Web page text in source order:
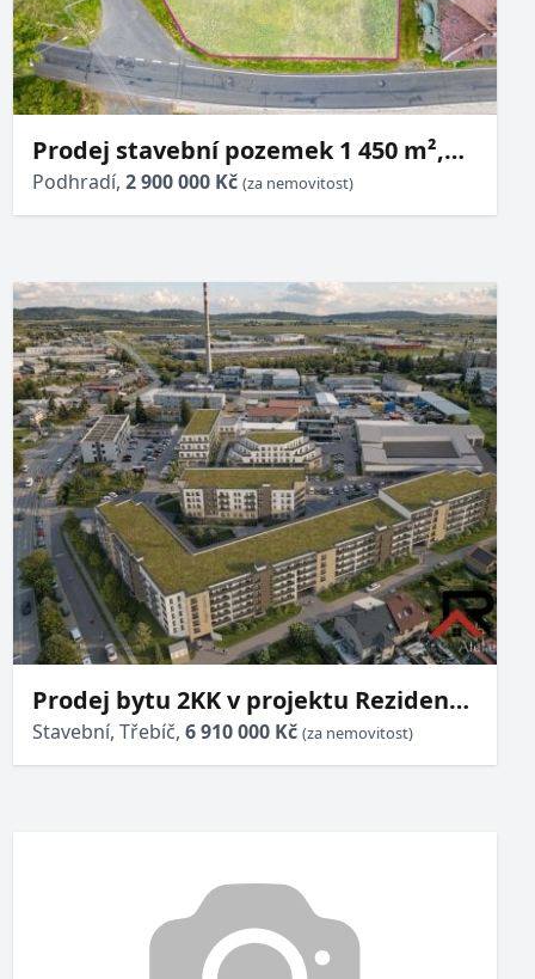
Prodej stavební pozemek 1 450 m²,
Podhradí u Aše
Podhradí, 2 900 000 Kč (za nemovitost)
Prodej bytu 2KK v projektu Rezidence
Okrajová v Třebíči
Stavební, Třebíč, 6 910 000 Kč (za nemovitost)